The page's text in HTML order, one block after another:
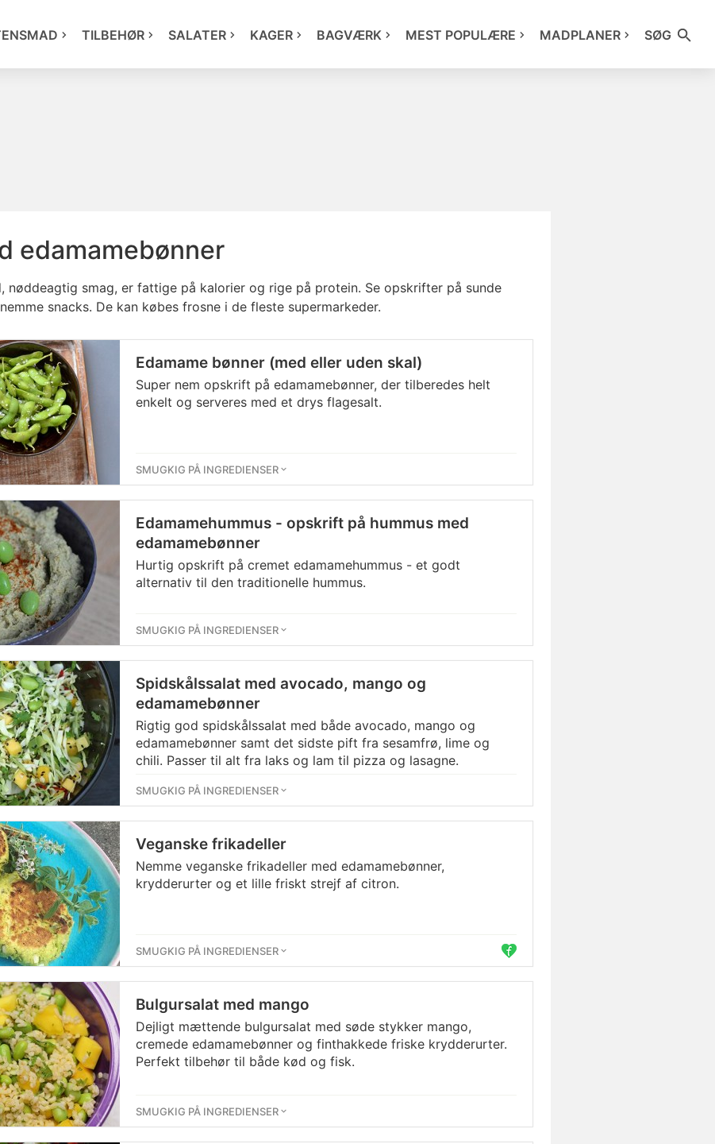
TILBEHØR SALATER KAGER BAGVÆRK MEST POPULÆRE MADPLANER SØG
edamamebønner
nøddeagtig smag, er fattige på kalorier og rige på protein. Se opskrifter på sunde
snacks. De kan købes frosne i de fleste supermarkeder.
Edamame bønner (med eller uden skal)
Super nem opskrift på edamamebønner, der tilberedes helt
enkelt og serveres med et drys flagesalt.
SMUGKIG PÅ INGREDIENSER
Edamamehummus - opskrift på hummus med
edamamebønner
Hurtig opskrift på cremet edamamehummus - et godt
alternativ til den traditionelle hummus.
SMUGKIG PÅ INGREDIENSER
Spidskålssalat med avocado, mango og
edamamebønner
Rigtig god spidskålssalat med både avocado, mango og
edamamebønner samt det sidste pift fra sesamfrø, lime og
chili. Passer til alt fra laks og lam til pizza og lasagne.
SMUGKIG PÅ INGREDIENSER
Veganske frikadeller
Nemme veganske frikadeller med edamamebønner,
krydderurter og et lille friskt strejf af citron.
SMUGKIG PÅ INGREDIENSER
Bulgursalat med mango
Dejligt mættende bulgursalat med søde stykker mango,
cremede edamamebønner og finthakkede friske krydderurter.
Perfekt tilbehør til både kød og fisk.
SMUGKIG PÅ INGREDIENSER